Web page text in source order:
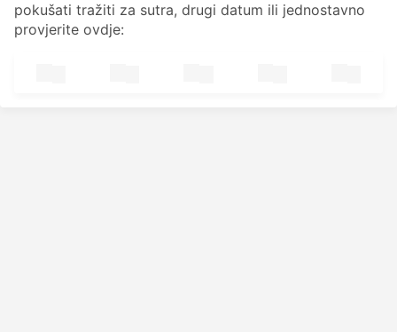
pokušati tražiti za sutra, drugi datum ili jednostavno
provjerite ovdje: